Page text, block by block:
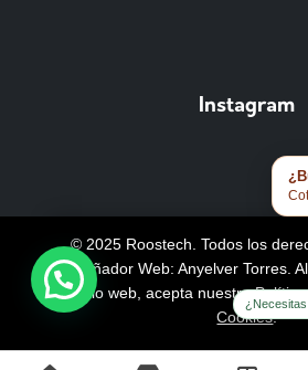
Instagram
© 2025 Roostech. Todos los
Diseñador Web: Anyelver Torres .
sitio web, acepta nuestra
Cookies.